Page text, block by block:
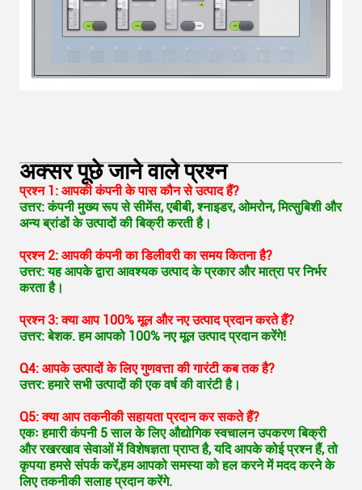
अक्सर पूछे जाने वाले प्रश्न
प्रश्न 1: आपकी कंपनी के पास कौन से उत्पाद हैं?
उत्तर: कंपनी मुख्य रूप से सीमेंस, एबीबी, श्नाइडर, ओमरोन, मित्सुबिशी और
अन्य ब्रांडों के उत्पादों की बिक्री करती है।
प्रश्न 2: आपकी कंपनी का डिलीवरी का समय कितना है?
उत्तर: यह आपके द्वारा आवश्यक उत्पाद के प्रकार और मात्रा पर निर्भर
करता है।
प्रश्न 3: क्या आप 100% मूल और नए उत्पाद प्रदान करते हैं?
उत्तर: बेशक. हम आपको 100% नए मूल उत्पाद प्रदान करेंगे!
Q4: आपके उत्पादों के लिए गुणवत्ता की गारंटी कब तक है?
उत्तर: हमारे सभी उत्पादों की एक वर्ष की वारंटी है।
Q5: क्या आप तकनीकी सहायता प्रदान कर सकते हैं?
एकः हमारी कंपनी 5 साल के लिए औद्योगिक स्वचालन उपकरण बिक्री
और रखरखाव सेवाओं में विशेषज्ञता प्राप्त है, यदि आपके कोई प्रश्न हैं, तो
कृपया हमसे संपर्क करें,हम आपको समस्या को हल करने में मदद करने के
लिए तकनीकी सलाह प्रदान करेंगे.